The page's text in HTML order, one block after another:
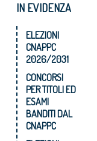
IN EVIDENZA
ELEZIONI
CNAPPC
2026/2031
CONCORSI
PER TITOLI ED
ESAMI
BANDITI DAL
CNAPPC